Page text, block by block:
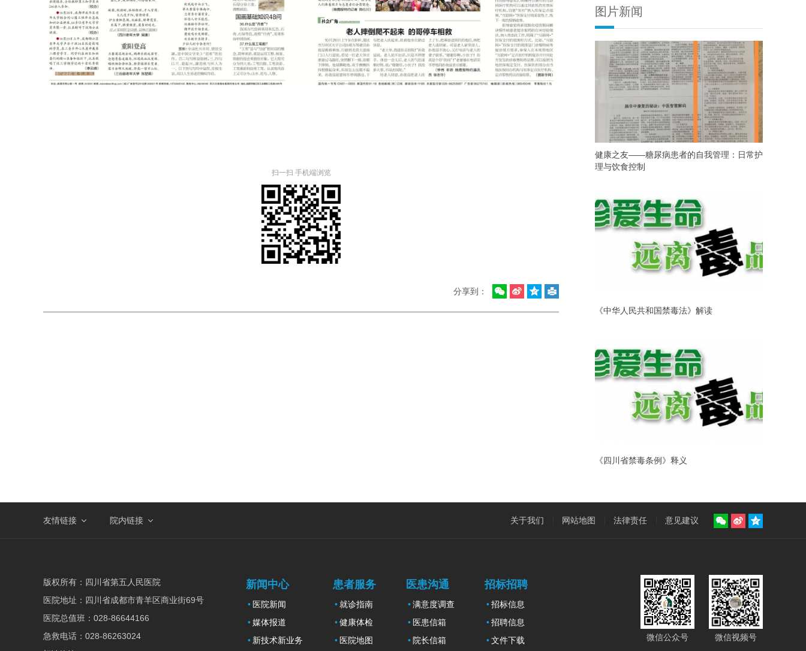
扫一扫 手机端浏览
分享到：
图片新闻
健康之友——糖尿病患者的自我管理：日常护
理与饮食控制
《中华人民共和国禁毒法》解读
《四川省禁毒条例》释义
友情链接 院内链接 关于我们 网站地图 法律责任 意见建议
版权所有： 四川省第五人民医院
医院地址： 四川省成都市青羊区商业街69号
医院总值班： 028-86644166
急救电话： 028-86263024
新闻中心
医院新闻
媒体报道
新技术新业务
患者服务
就诊指南
健康体检
医院地图
医患沟通
满意度调查
医患信箱
院长信箱
招标招聘
招标信息
招聘信息
文件下载
微信公众号 微信视频号